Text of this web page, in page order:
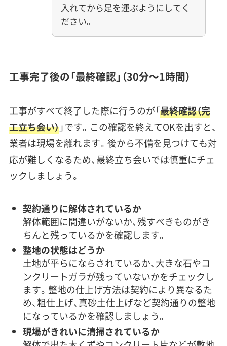
入れてから足を運ぶようにしてく
ださい。
工事完了後の「最終確認」（30分〜1時間）
工事がすべて終了した際に行うのが「最終確認（完
工立ち会い）」です。この確認を終えてOKを出すと、
業者は現場を離れます。後から不備を見つけても対
応が難しくなるため、最終立ち会いでは慎重にチェ
ックしましょう。
契約通りに解体されているか
解体範囲に間違いがないか、残すべきものがき
ちんと残っているかを確認します。
整地の状態はどうか
土地が平らにならされているか、大きな石やコ
ンクリートガラが残っていないかをチェックし
ます。整地の仕上げ方法は契約により異なるた
め、粗仕上げ、真砂土仕上げなど契約通りの整地
になっているかを確認しましょう。
現場がきれいに清掃されているか